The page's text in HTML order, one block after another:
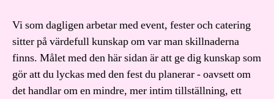
Vi som dagligen arbetar med event, fester och catering
sitter på värdefull kunskap om var man skillnaderna
finns. Målet med den här sidan är att ge dig kunskap som
gör att du lyckas med den fest du planerar - oavsett om
det handlar om en mindre, mer intim tillställning, ett